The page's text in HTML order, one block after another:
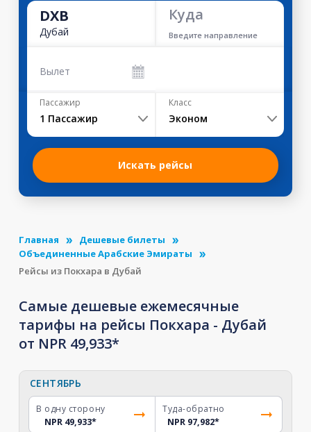
DXB
Дубай
Куда
Введите направление
Вылет
Пассажир
1 Пассажир
Класс
Эконом
Искать рейсы
Главная
Дешевые билеты
Объединенные Арабские Эмираты
Рейсы из Покхара в Дубай
Самые дешевые ежемесячные
тарифы на рейсы Покхара - Дубай
от NPR 49,933*
СЕНТЯБРЬ
В одну сторону
NPR 49,933*
Туда-обратно
NPR 97,982*